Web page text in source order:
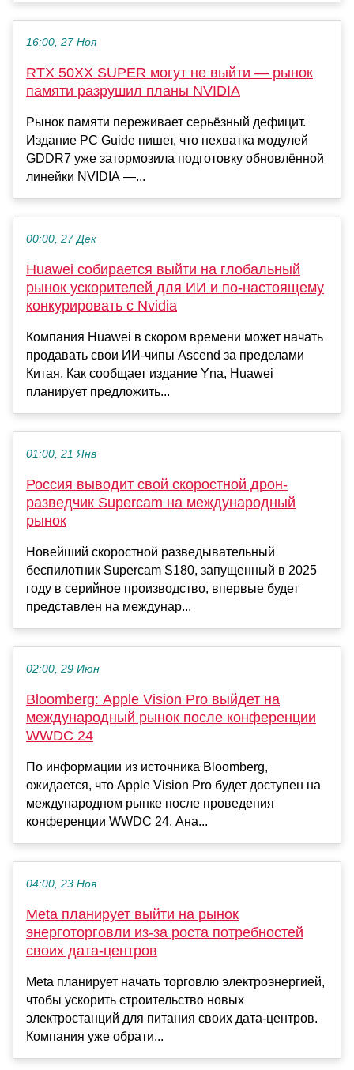
16:00, 27 Ноя
RTX 50XX SUPER могут не выйти — рынок
памяти разрушил планы NVIDIA
Рынок памяти переживает серьёзный дефицит.
Издание PC Guide пишет, что нехватка модулей
GDDR7 уже затормозила подготовку обновлённой
линейки NVIDIA —...
00:00, 27 Дек
Huawei собирается выйти на глобальный
рынок ускорителей для ИИ и по-настоящему
конкурировать с Nvidia
Компания Huawei в скором времени может начать
продавать свои ИИ-чипы Ascend за пределами
Китая. Как сообщает издание Yna, Huawei
планирует предложить...
01:00, 21 Янв
Россия выводит свой скоростной дрон-
разведчик Supercam на международный
рынок
Новейший скоростной разведывательный
беспилотник Supercam S180, запущенный в 2025
году в серийное производство, впервые будет
представлен на междунар...
02:00, 29 Июн
Bloomberg: Apple Vision Pro выйдет на
международный рынок после конференции
WWDC 24
По информации из источника Bloomberg,
ожидается, что Apple Vision Pro будет доступен на
международном рынке после проведения
конференции WWDC 24. Ана...
04:00, 23 Ноя
Meta планирует выйти на рынок
энерготорговли из-за роста потребностей
своих дата-центров
Meta планирует начать торговлю электроэнергией,
чтобы ускорить строительство новых
электростанций для питания своих дата-центров.
Компания уже обрати...